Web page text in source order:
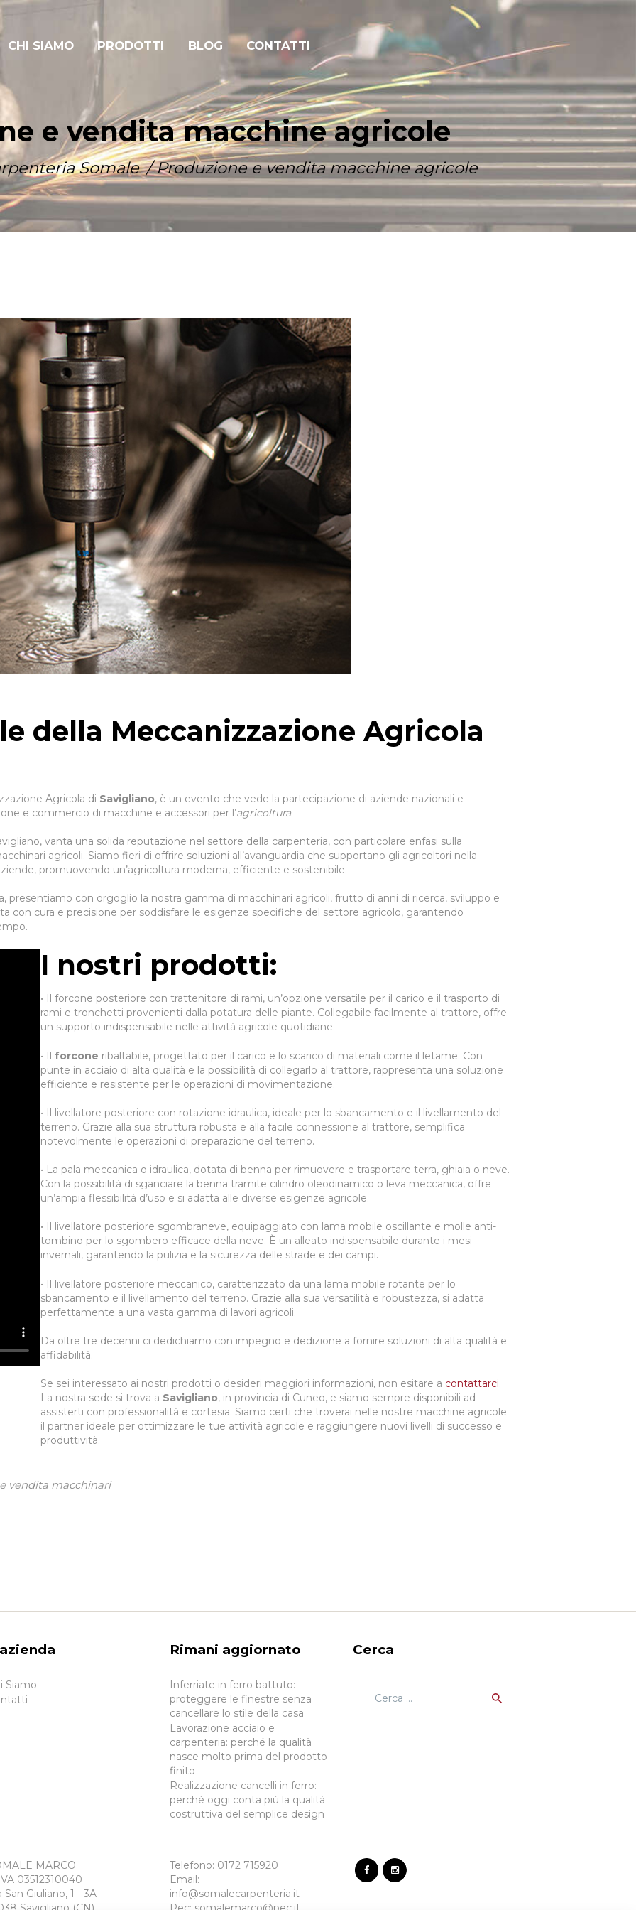
CHI SIAMO PRODOTTI BLOG CONTATTI
e vendita macchine agricole
Somale Produzione e vendita macchine agricole
della Meccanizzazione Agricola
Agricola di Savigliano, è un evento che vede la partecipazione di aziende nazionali e
e commercio di macchine e accessori per l’agricoltura.
vanta una solida reputazione nel settore della carpenteria, con particolare enfasi sulla
agricoli. Siamo fieri di offrire soluzioni all’avanguardia che supportano gli agricoltori nella
promuovendo un’agricoltura moderna, efficiente e sostenibile.
presentiamo con orgoglio la nostra gamma di macchinari agricoli, frutto di anni di ricerca, sviluppo e
con cura e precisione per soddisfare le esigenze specifiche del settore agricolo, garantendo
I nostri prodotti:
• Il forcone posteriore con trattenitore di rami, un’opzione versatile per il carico e il trasporto di
rami e tronchetti provenienti dalla potatura delle piante. Collegabile facilmente al trattore, offre
un supporto indispensabile nelle attività agricole quotidiane.
• Il forcone ribaltabile, progettato per il carico e lo scarico di materiali come il letame. Con
punte in acciaio di alta qualità e la possibilità di collegarlo al trattore, rappresenta una soluzione
efficiente e resistente per le operazioni di movimentazione.
• Il livellatore posteriore con rotazione idraulica, ideale per lo sbancamento e il livellamento del
terreno. Grazie alla sua struttura robusta e alla facile connessione al trattore, semplifica
notevolmente le operazioni di preparazione del terreno.
• La pala meccanica o idraulica, dotata di benna per rimuovere e trasportare terra, ghiaia o neve.
Con la possibilità di sganciare la benna tramite cilindro oleodinamico o leva meccanica, offre
un’ampia flessibilità d’uso e si adatta alle diverse esigenze agricole.
• Il livellatore posteriore sgombraneve, equipaggiato con lama mobile oscillante e molle anti-
tombino per lo sgombero efficace della neve. È un alleato indispensabile durante i mesi
invernali, garantendo la pulizia e la sicurezza delle strade e dei campi.
• Il livellatore posteriore meccanico, caratterizzato da una lama mobile rotante per lo
sbancamento e il livellamento del terreno. Grazie alla sua versatilità e robustezza, si adatta
perfettamente a una vasta gamma di lavori agricoli.
Da oltre tre decenni ci dedichiamo con impegno e dedizione a fornire soluzioni di alta qualità e
affidabilità.
Se sei interessato ai nostri prodotti o desideri maggiori informazioni, non esitare a contattarci.
La nostra sede si trova a Savigliano, in provincia di Cuneo, e siamo sempre disponibili ad
assisterti con professionalità e cortesia. Siamo certi che troverai nelle nostre macchine agricole
il partner ideale per ottimizzare le tue attività agricole e raggiungere nuovi livelli di successo e
produttività.
vendita macchinari
Siamo
Rimani aggiornato
Inferriate in ferro battuto:
proteggere le finestre senza
cancellare lo stile della casa
Lavorazione acciaio e
carpenteria: perché la qualità
nasce molto prima del prodotto
finito
Realizzazione cancelli in ferro:
perché oggi conta più la qualità
costruttiva del semplice design
Cerca
MARCO
03512310040
San Giuliano, 1 - 3A
Telefono: 0172 715920
Email:
info@somalecarpenteria.it